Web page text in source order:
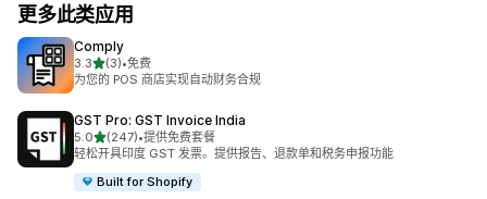
更多此类应用
Comply
3.3星（满分 5 星）
(3)
总共 3 条评论
•免费
为您的 POS 商店实现自动财务合规
GST Pro: GST Invoice India
5.0星（满分 5 星）
(247)
总共 247 条评论
•提供免费套餐
轻松开具印度 GST 发票。提供报告、退款单和税务申报功能
Built for Shopify